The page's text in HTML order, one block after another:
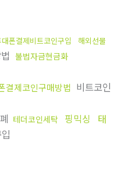
폰결제비트코인구입
해외선물
불법자금현금화
결제코인구매방법 비트코인
테더코인세탁 핑믹싱
태